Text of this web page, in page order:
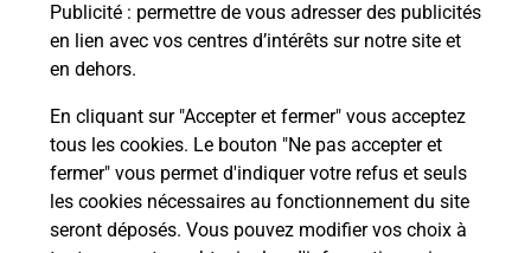
Publicité : permettre de vous adresser des publicités
en lien avec vos centres d’intérêts sur notre site et
en dehors.
En cliquant sur "Accepter et fermer" vous acceptez
tous les cookies. Le bouton "Ne pas accepter et
fermer" vous permet d'indiquer votre refus et seuls
les cookies nécessaires au fonctionnement du site
seront déposés. Vous pouvez modifier vos choix à
Puis-je passer mon code de la route
avec La Poste et sous quelles
conditions ?
Localiser Liste Morbihan PENESTIN